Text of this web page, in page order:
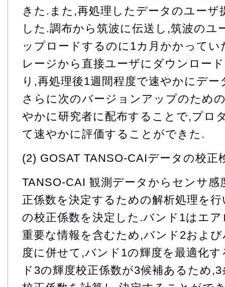
きた.また,再処理したデータのユーザ
した.調布から筑波に伝送し,筑波のユ
ップロードするのに1カ月かかって
レージから直接ユーザにダウンロー
り,再処理後1週間程度で速やかにデ
さらに次のバージョンアップのため
やかに研究者に配布することで,プロ
て速やかに評価することができた.
(2) GOSAT TANSO-CAIデータの校正
TANSO-CAI 観測データからセンサ感
正係数を決定するための解析処理を
の校正係数を決定した.バンド1はエ
重要な情報を含むため,バンド2およ
度に併せて,バンド1の輝度を最適化
ド3の輝度校正係数が3候補あるため